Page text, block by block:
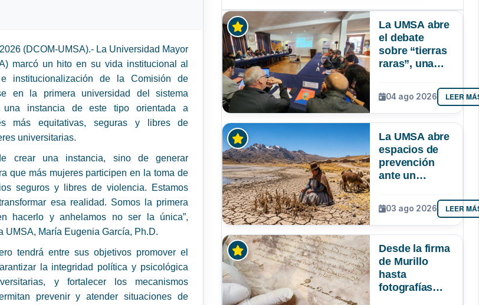
(DCOM-UMSA).- La Universidad Mayor
marcó un hito en su vida institucional al
institucionalización de la Comisión de
en la primera universidad del sistema
instancia de este tipo orientada a
más equitativas, seguras y libres de
universitarias.
crear una instancia, sino de generar
que más mujeres participen en la toma de
seguros y libres de violencia. Estamos
esa realidad. Somos la primera
hacerlo y anhelamos no ser la única”,
UMSA, María Eugenia García, Ph.D.
tendrá entre sus objetivos promover el
la integridad política y psicológica
y fortalecer los mecanismos
prevenir y atender situaciones de
La UMSA abre
el debate
sobre “tierras
raras”, una
mineral que
Bolivia aún no
explora ni
04 ago 2026 LEER
La UMSA abre
espacios de
prevención
ante un
podría superar
a los tres
Bolivia
03 ago 2026 LEER
Desde la firma
de Murillo
hasta
fotografías